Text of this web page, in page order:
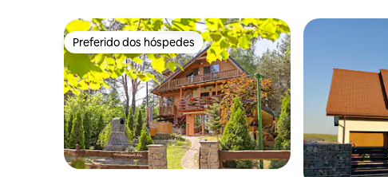
Preferido dos hóspedes
Preferido dos hóspedes